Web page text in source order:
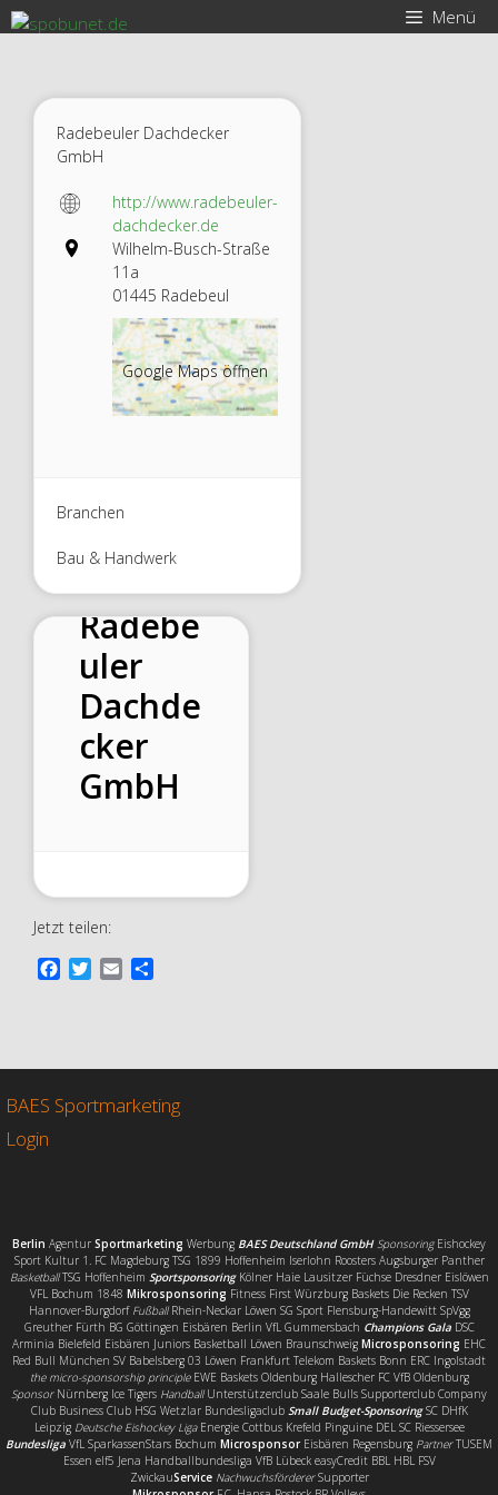
Zum
Inhalt
Menü
Radebeuler Dachdecker
GmbH
http://www.radebeuler-
dachdecker.de
Wilhelm-Busch-Straße
11a
01445 Radebeul
Google Maps öffnen
Branchen
Bau & Handwerk
Radebe
uler
Dachde
cker
GmbH
Jetzt teilen:
F
o
k
T
r
E
BAES Sportmarketing
Login
Berlin Agentur Sportmarketing Werbung BAES Deutschland GmbH SponsoringEishockey
Sport Kultur 1. FC Magdeburg TSG 1899 Hoffenheim Iserlohn Roosters Augsburger Panther
BasketballTSG Hoffenheim SportsponsoringKölner Haie Lausitzer Füchse Dresdner Eislöwen
VFL Bochum 1848 Mikrosponsoring Fitness First Würzburg Baskets Die Recken TSV
Hannover-Burgdorf FußballRhein-Neckar Löwen SG Sport Flensburg-Handewitt SpVgg
Greuther Fürth BG Göttingen Eisbären Berlin VfL Gummersbach Champions GalaDSC
Arminia Bielefeld Eisbären Juniors Basketball Löwen Braunschweig Microsponsoring EHC
Red Bull München SV Babelsberg 03 Löwen Frankfurt Telekom Baskets Bonn ERC Ingolstadt
the micro-sponsorship principleEWE Baskets Oldenburg Hallescher FC VfB Oldenburg
SponsorNürnberg Ice Tigers HandballUnterstützerclub Saale Bulls Supporterclub Company
Club Business Club HSG Wetzlar Bundesligaclub Small Budget-SponsoringSC DHfK
Leipzig Deutsche Eishockey LigaEnergie Cottbus Krefeld Pinguine DEL SC Riessersee
Bundesliga VfL SparkassenStars Bochum MicrosponsorEisbären Regensburg PartnerTUSEM
Essen elf5 Jena Handballbundesliga VfB Lübeck easyCredit BBL HBL FSV
ZwickauService NachwuchsfördererSupporter